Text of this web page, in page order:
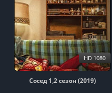
Сосед 1,2 сезон (2019)
HD 1080